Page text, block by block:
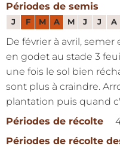
Périodes de semis
J F M A M J J A
De février à avril,
en godet au stade 3
une fois le sol bien
sont plus à craindre.
plantation puis quand
Périodes de récolte
Périodes de récolte